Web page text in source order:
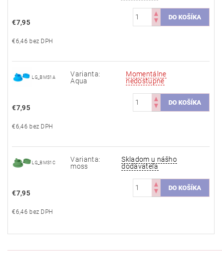
€7,95
€6,46 bez DPH
LG_BMS1A
Varianta:
Aqua
Momentálne
nedostupné
€7,95
€6,46 bez DPH
LG_BMS1C
Varianta:
moss
Skladom u nášho
dodávateľa
€7,95
€6,46 bez DPH